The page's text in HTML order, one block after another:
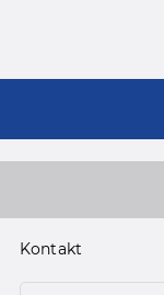
Kontakt